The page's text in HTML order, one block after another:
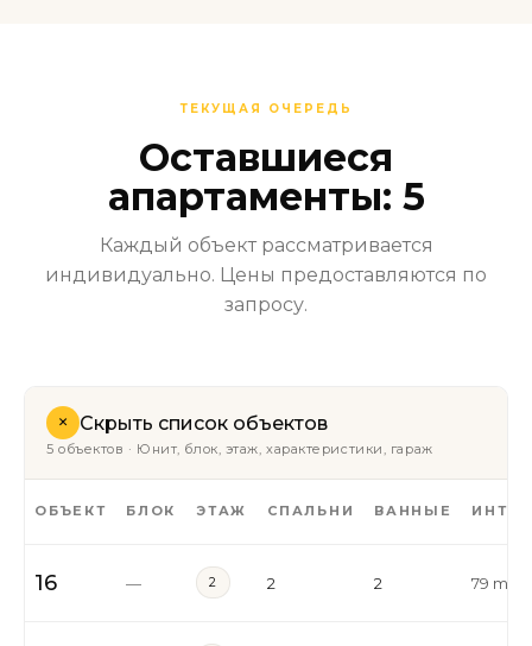
ТЕКУЩАЯ ОЧЕРЕДЬ
Оставшиеся
апартаменты: 5
Каждый объект рассматривается
индивидуально. Цены предоставляются по
запросу.
+Скрыть список объектов
5 объектов · Юнит, блок, этаж, характеристики, гараж
ОБЪЕКТ БЛОК ЭТАЖ СПАЛЬНИ ВАННЫЕ
16 — 2 2 2 79 m²